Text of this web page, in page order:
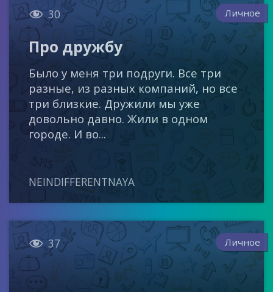
 30 Личное
Про дружбу
Было у меня три подруги. Все три
разные, из разных компаний, но все
три близкие. Дружили мы уже
довольно давно. Жили в одном
городе. И во...
NEINDIFFERENTNAYA
 37 Личное